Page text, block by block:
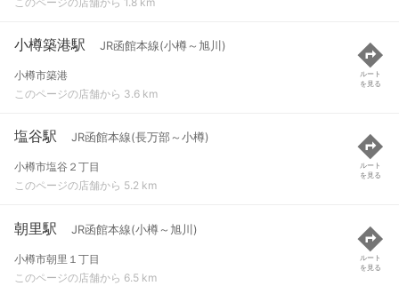
小樽築港駅 JR函館本線(小樽～旭川)
小樽市築港
このページの店舗から 3.6 km
ルート
を見る
塩谷駅 JR函館本線(長万部～小樽)
小樽市塩谷２丁目
このページの店舗から 5.2 km
ルート
を見る
朝里駅 JR函館本線(小樽～旭川)
小樽市朝里１丁目
このページの店舗から 6.5 km
ルート
を見る